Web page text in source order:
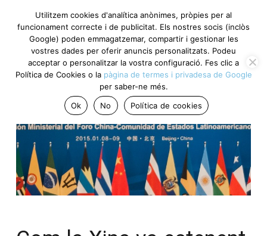
Utilitzem cookies d'analítica anònimes, pròpies per al
funcionament correcte i de publicitat. Els nostres socis (inclòs
Google) poden emmagatzemar, compartir i gestionar les
vostres dades per oferir anuncis personalitzats. Podeu
acceptar o personalitzar la vostra configuració. Fes clic a
Política de Cookies o la pàgina de termes i privadesa de Google
per saber-ne més.
Ok
No Política de cookies